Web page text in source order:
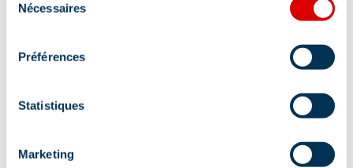
Nécessaires
Préférences
Statistiques
Marketing
Hôtel Alpen Ruitor - 200 chemin des Bleuets,